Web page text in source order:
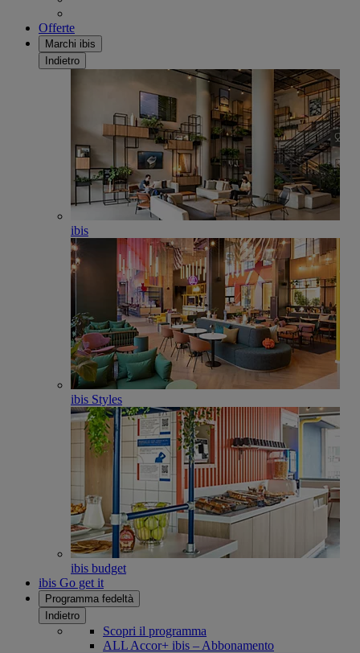
Offerte
Marchi ibis
Indietro
ibis
ibis Styles
ibis budget
ibis Go get it
Programma fedeltà
Indietro
Scopri il programma
ALL Accor+ ibis – Abbonamento